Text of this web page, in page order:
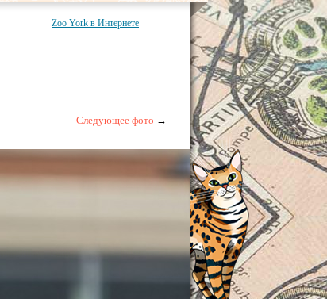
Zoo York в Интернете
Следующее фото →